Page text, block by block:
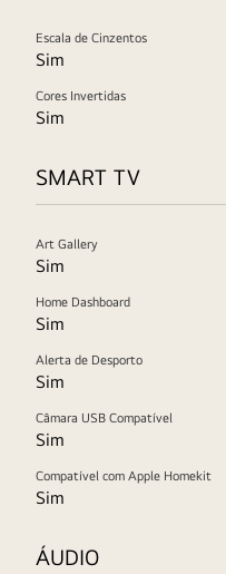
Escala de Cinzentos
Sim
Cores Invertidas
Sim
SMART TV
Art Gallery
Sim
Home Dashboard
Sim
Alerta de Desporto
Sim
Câmara USB Compatível
Sim
Compatível com Apple Homekit
Sim
ÁUDIO